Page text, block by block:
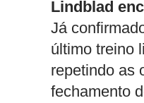
Lindblad
Já
último treino
repetindo as
fechamento